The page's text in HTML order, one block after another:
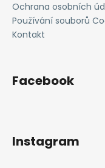
Ochrana osobních
Používání souborů
Kontakt
Facebook
Instagram